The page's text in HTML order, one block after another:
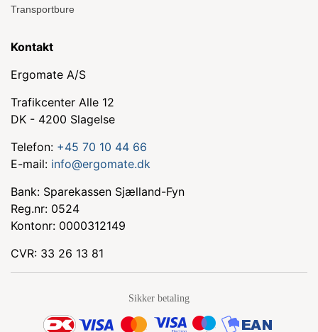
Transportbure
Kontakt
Ergomate A/S
Trafikcenter Alle 12
DK - 4200 Slagelse
Telefon: +45 70 10 44 66
E-mail: info@ergomate.dk
Bank: Sparekassen Sjælland-Fyn
Reg.nr: 0524
Kontonr: 0000312149
CVR: 33 26 13 81
Sikker betaling